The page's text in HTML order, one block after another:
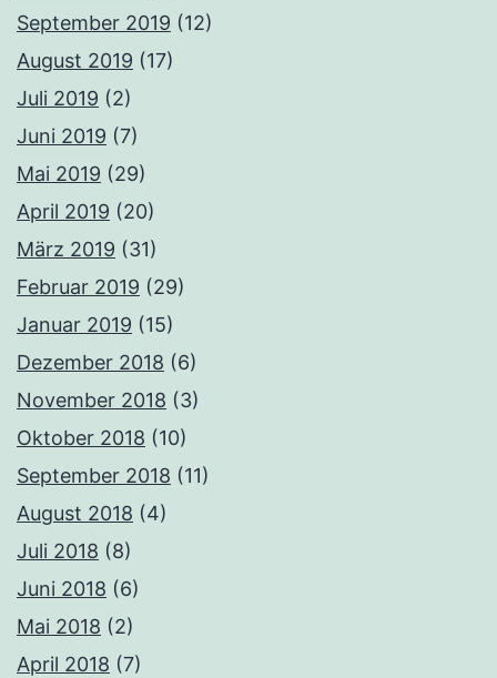
September 2019 (12)
August 2019 (17)
Juli 2019 (2)
Juni 2019 (7)
Mai 2019 (29)
April 2019 (20)
März 2019 (31)
Februar 2019 (29)
Januar 2019 (15)
Dezember 2018 (6)
November 2018 (3)
Oktober 2018 (10)
September 2018 (11)
August 2018 (4)
Juli 2018 (8)
Juni 2018 (6)
Mai 2018 (2)
April 2018 (7)